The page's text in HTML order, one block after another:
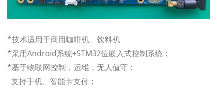
*技术适用于商用咖啡机、饮料机
*采用Android系统+STM32位嵌入式控制系统；
*基于物联网控制，运维，无人值守；
支持手机、智能卡支付；